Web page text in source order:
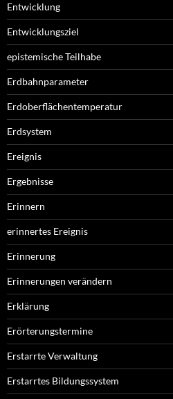
Entwicklung
Entwicklungsziel
epistemische Teilhabe
Erdbahnparameter
Erdoberflächentemperatur
Erdsystem
Ereignis
Ergebnisse
Erinnern
erinnertes Ereignis
Erinnerung
Erinnerungen verändern
Erklärung
Erörterungstermine
Erstarrte Verwaltung
Erstarrtes Bildungssystem